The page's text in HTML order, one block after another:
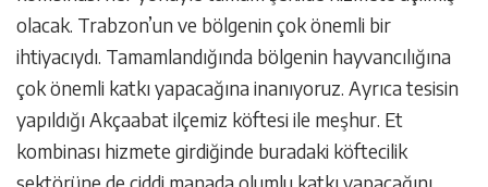
olacak. Trabzon’un ve bölgenin çok önemli bir
ihtiyacıydı. Tamamlandığında bölgenin hayvancılığına
çok önemli katkı yapacağına inanıyoruz. Ayrıca tesisin
yapıldığı Akçaabat ilçemiz köftesi ile meşhur. Et
kombinası hizmete girdiğinde buradaki köftecilik